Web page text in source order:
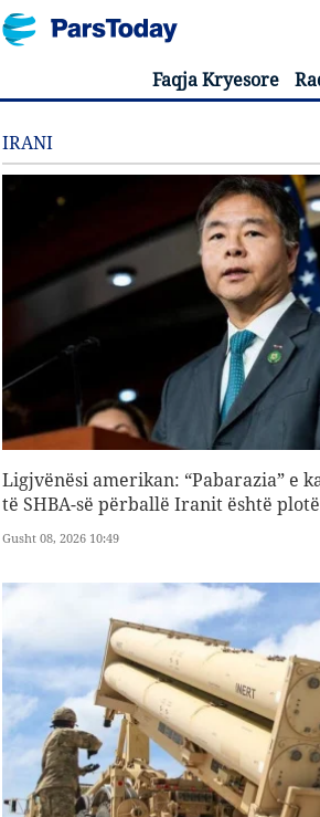
Faqja Kryesore
IRANI
Ligjvënësi amerikan: “Pabarazia” e
të SHBA-së përballë Iranit është
Gusht 08, 2026 10:49